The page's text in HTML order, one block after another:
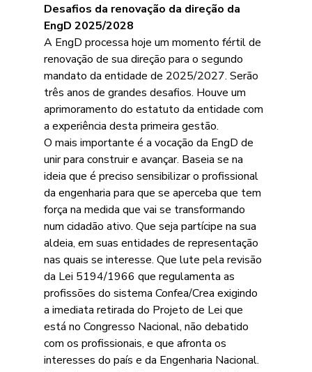
Desafios da renovação da direção da
EngD 2025/2028
A EngD processa hoje um momento fértil de
renovação de sua direção para o segundo
mandato da entidade de 2025/2027. Serão
três anos de grandes desafios. Houve um
aprimoramento do estatuto da entidade com
a experiência desta primeira gestão.
O mais importante é a vocação da EngD de
unir para construir e avançar. Baseia se na
ideia que é preciso sensibilizar o profissional
da engenharia para que se aperceba que tem
força na medida que vai se transformando
num cidadão ativo. Que seja partícipe na sua
aldeia, em suas entidades de representação
nas quais se interesse. Que lute pela revisão
da Lei 5194/1966 que regulamenta as
profissões do sistema Confea/Crea exigindo
a imediata retirada do Projeto de Lei que
está no Congresso Nacional, não debatido
com os profissionais, e que afronta os
interesses do país e da Engenharia Nacional.